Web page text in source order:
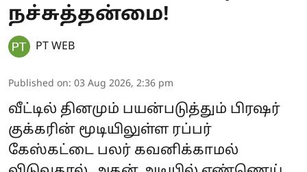
நச்சுத்தன்மை!
PT WEB
Published on: 03 Aug 2026, 2:36 pm
வீட்டில் தினமும் பயன்படுத்தும் பிரஷர்
குக்கரின் மூடியிலுள்ள ரப்பர்
கேஸ்கட்டை பலர் கவனிக்காமல்